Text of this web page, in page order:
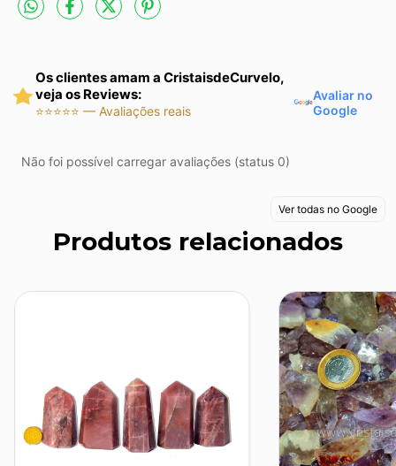
Os clientes amam a CristaisdeCurvelo,
veja os Reviews:
⭐⭐⭐⭐⭐ — Avaliações reais
Avaliar no
Google
Não foi possível carregar avaliações (status 0)
Ver todas no Google
Produtos relacionados